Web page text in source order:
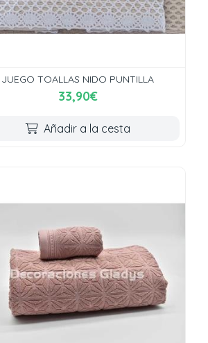
JUEGO TOALLAS NIDO PUNTILLA
33,90€
Añadir a la cesta